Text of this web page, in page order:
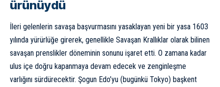
ürünüydü
İleri gelenlerin savaşa başvurmasını yasaklayan yeni bir yasa 1603
yılında yürürlüğe girerek, genellikle Savaşan Krallıklar olarak bilinen
savaşan prenslikler döneminin sonunu işaret etti. O zamana kadar
ulus içe doğru kapanmaya devam edecek ve zenginleşme
varlığını sürdürecektir. Şogun Edo’yu (bugünkü Tokyo) başkent